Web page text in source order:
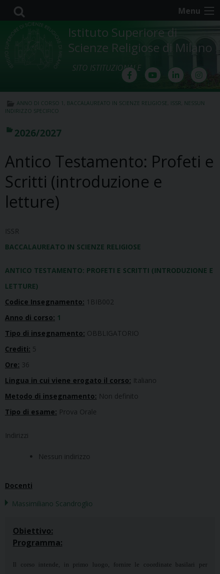
Skip
content
Menu
Istituto Superiore di
Scienze Religiose di Milano
SITO ISTITUZIONALE
ANNO DI CORSO 1 BACCALAUREATO IN SCIENZE RELIGIOSE ISSR NESSUN
INDIRIZZO SPECIFICO
2026/2027
Antico Testamento: Profeti e
Scritti (introduzione e
letture)
ISSR
BACCALAUREATO IN SCIENZE RELIGIOSE
ANTICO TESTAMENTO: PROFETI E SCRITTI (INTRODUZIONE E
LETTURE)
Codice Insegnamento: 1BIB002
Anno di corso: 1
Tipo di insegnamento: OBBLIGATORIO
Crediti: 5
Ore: 36
Lingua in cui viene erogato il corso: Italiano
Metodo di insegnamento: Non definito
Tipo di esame: Prova Orale
Indirizzi
Nessun indirizzo
Docenti
Massimiliano Scandroglio
Obiettivo:
Programma:
Il corso intende, in primo luogo, fornire le coordinate basilari per